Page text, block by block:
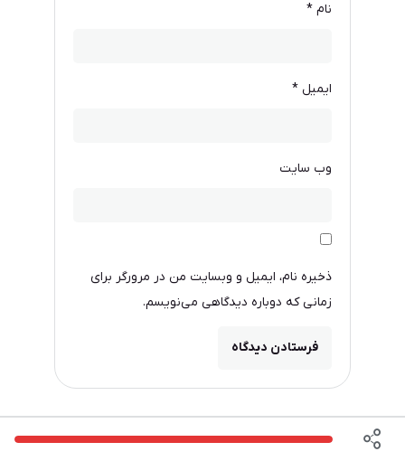
نام *
ایمیل *
وب‌ سایت
ذخیره نام، ایمیل و وبسایت من در مرورگر برای
زمانی که دوباره دیدگاهی می‌نویسم.